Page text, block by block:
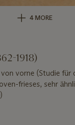
4 MORE
1918)
vorne (Studie für
frieses, sehr